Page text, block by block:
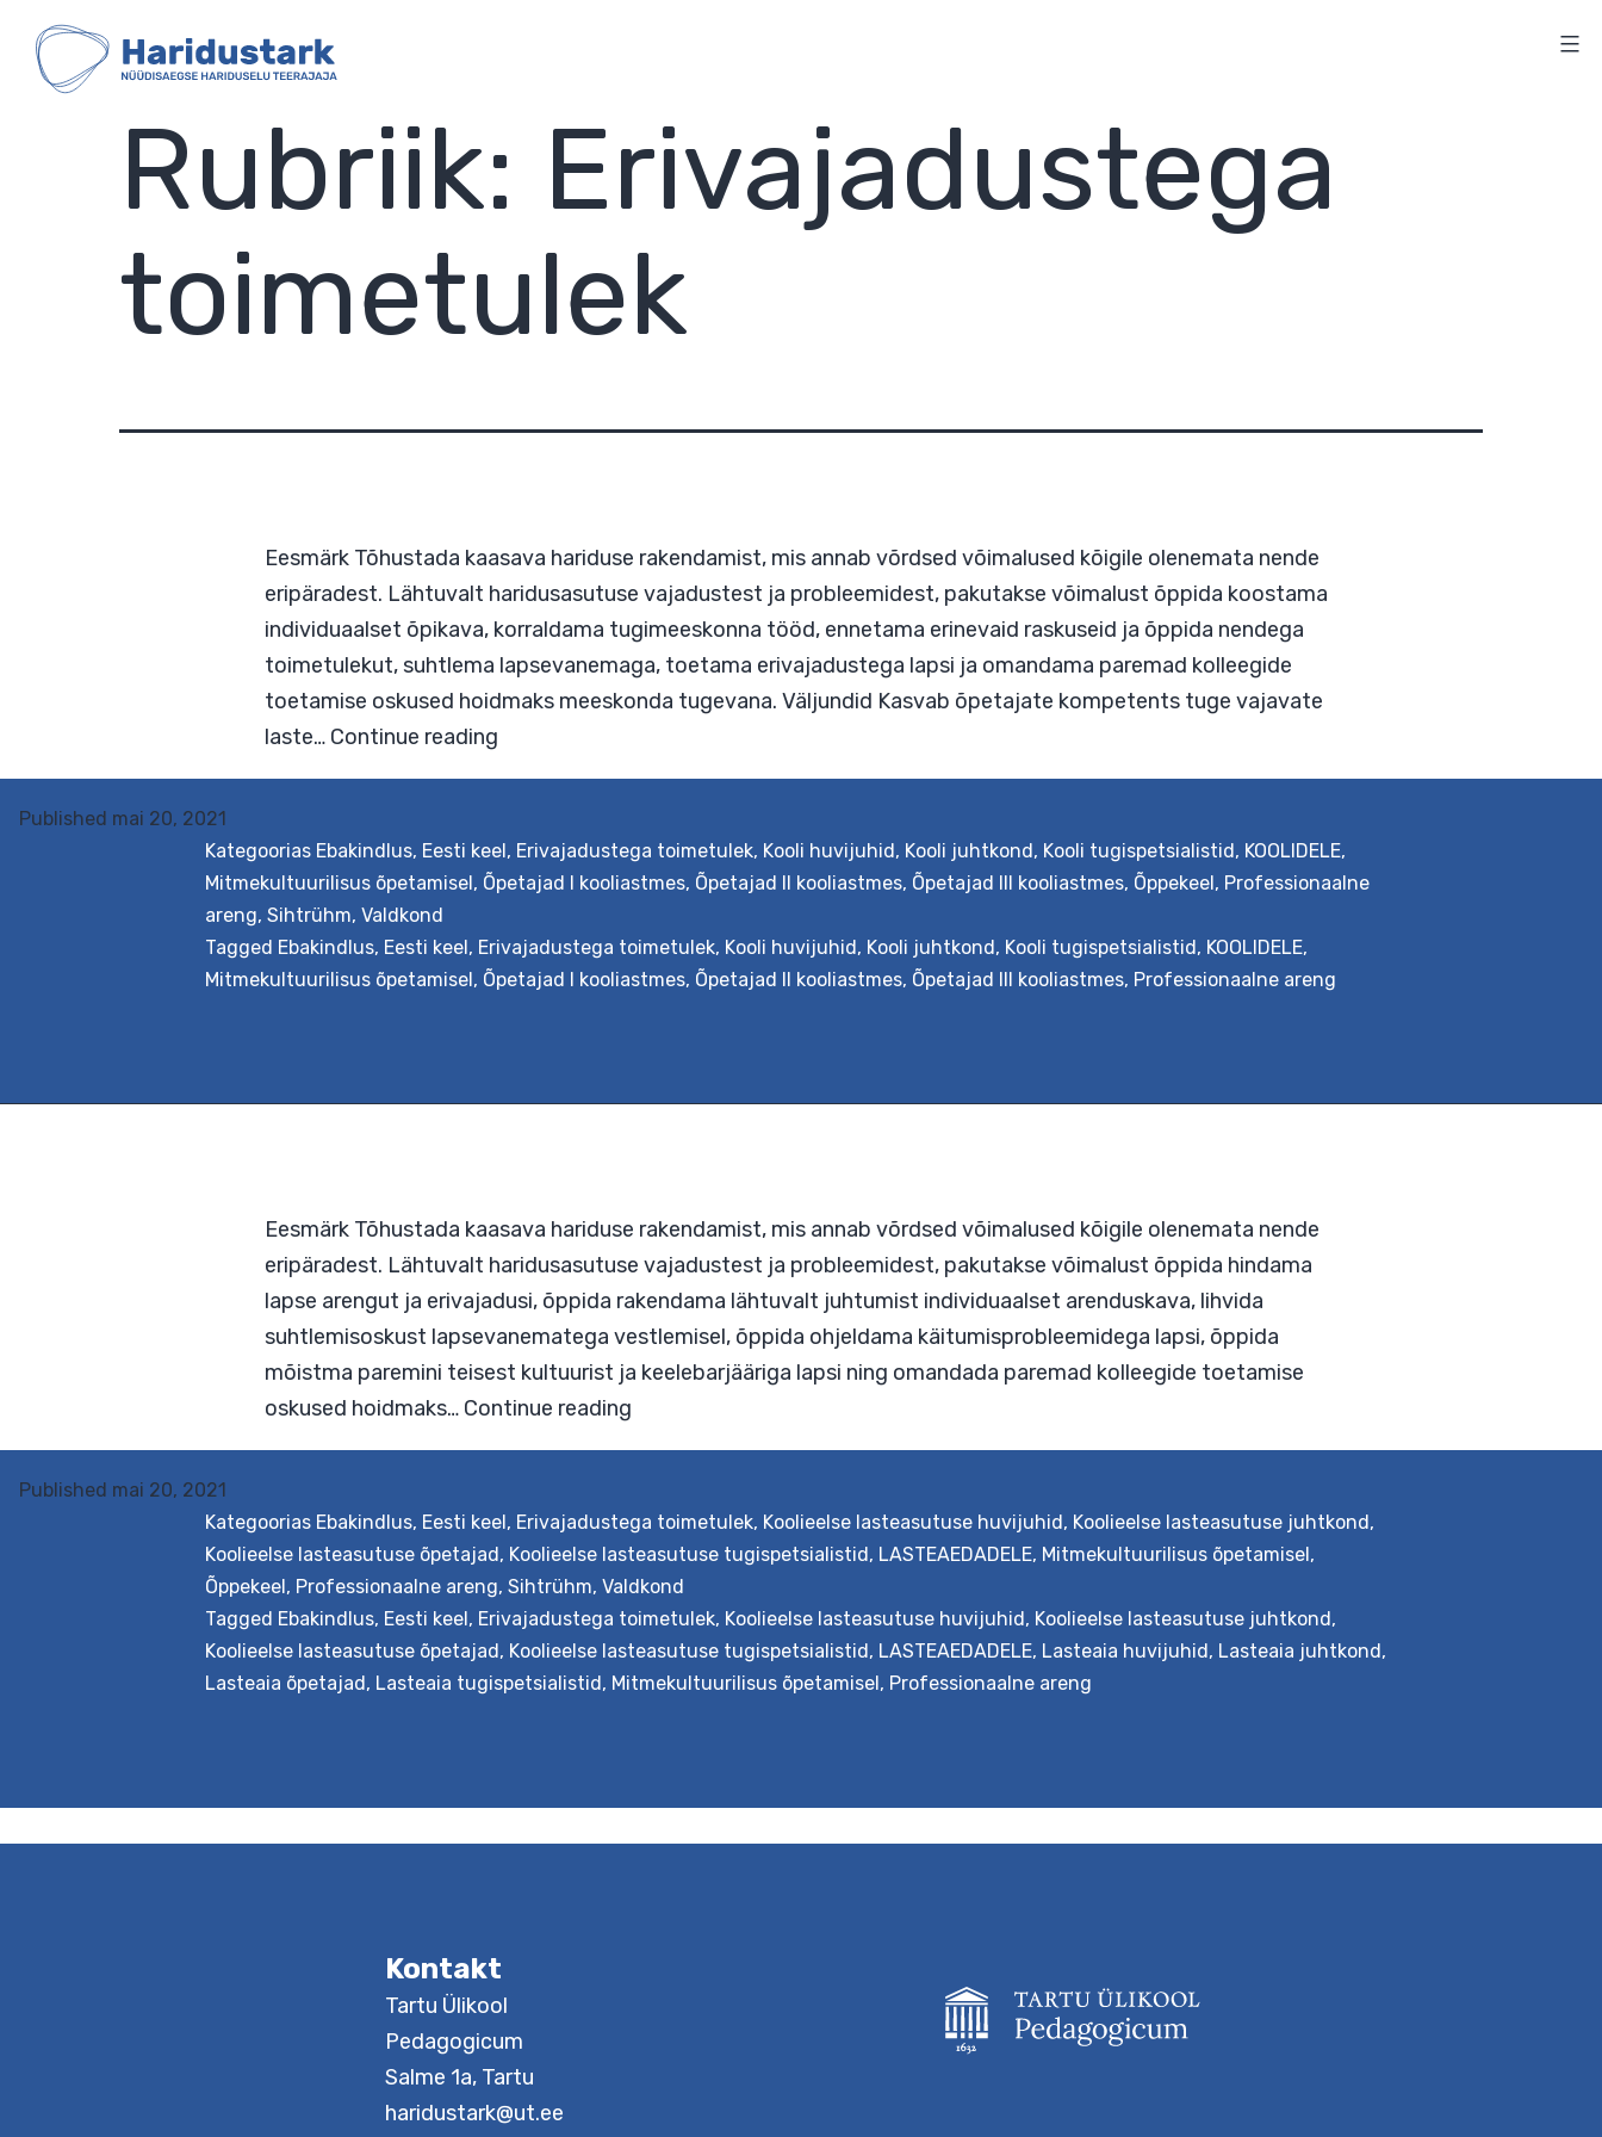
content
HARIDUSTARK
Rubriik: Erivajadustega
toimetulek
Eesmärk Tõhustada kaasava hariduse rakendamist, mis annab võrdsed võimalused kõigile olenemata nende
eripäradest. Lähtuvalt haridusasutuse vajadustest ja probleemidest, pakutakse võimalust õppida koostama
individuaalset õpikava, korraldama tugimeeskonna tööd, ennetama erinevaid raskuseid ja õppida nendega
toimetulekut, suhtlema lapsevanemaga, toetama erivajadustega lapsi ja omandama paremad kolleegide
toetamise oskused hoidmaks meeskonda tugevana. Väljundid Kasvab õpetajate kompetents tuge vajavate
hariduse
edendamine
põhikoolis
Published mai 20, 2021
Kategoorias Ebakindlus, Eesti keel, Erivajadustega toimetulek, Kooli huvijuhid, Kooli juhtkond, Kooli tugispetsialistid, KOOLIDELE,
Mitmekultuurilisus õpetamisel, Õpetajad I kooliastmes, Õpetajad II kooliastmes, Õpetajad III kooliastmes, Õppekeel, Professionaalne
areng, Sihtrühm, Valdkond
Tagged Ebakindlus, Eesti keel, Erivajadustega toimetulek, Kooli huvijuhid, Kooli juhtkond, Kooli tugispetsialistid, KOOLIDELE,
Mitmekultuurilisus õpetamisel, Õpetajad I kooliastmes, Õpetajad II kooliastmes, Õpetajad III kooliastmes, Professionaalne areng
Eesmärk Tõhustada kaasava hariduse rakendamist, mis annab võrdsed võimalused kõigile olenemata nende
eripäradest. Lähtuvalt haridusasutuse vajadustest ja probleemidest, pakutakse võimalust õppida hindama
lapse arengut ja erivajadusi, õppida rakendama lähtuvalt juhtumist individuaalset arenduskava, lihvida
mõistma paremini teisest kultuurist ja keelebarjääriga lapsi ning omandada paremad kolleegide toetamise
oskused hoidmaks…Continue readingKaasava
edendamine
lasteaias
Published mai 20, 2021
Kategoorias Ebakindlus, Eesti keel, Erivajadustega toimetulek, Koolieelse lasteasutuse huvijuhid, Koolieelse lasteasutuse juhtkond,
Koolieelse lasteasutuse õpetajad, Koolieelse lasteasutuse tugispetsialistid, LASTEAEDADELE, Mitmekultuurilisus õpetamisel,
Õppekeel, Professionaalne areng, Sihtrühm, Valdkond
Tagged Ebakindlus, Eesti keel, Erivajadustega toimetulek, Koolieelse lasteasutuse huvijuhid, Koolieelse lasteasutuse juhtkond,
Koolieelse lasteasutuse õpetajad, Koolieelse lasteasutuse tugispetsialistid, LASTEAEDADELE, Lasteaia huvijuhid, Lasteaia juhtkond,
Lasteaia õpetajad, Lasteaia tugispetsialistid, Mitmekultuurilisus õpetamisel, Professionaalne areng
Kontakt